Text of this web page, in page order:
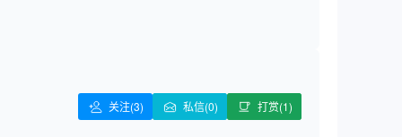
关注(3) 私信(0) 打赏(1)